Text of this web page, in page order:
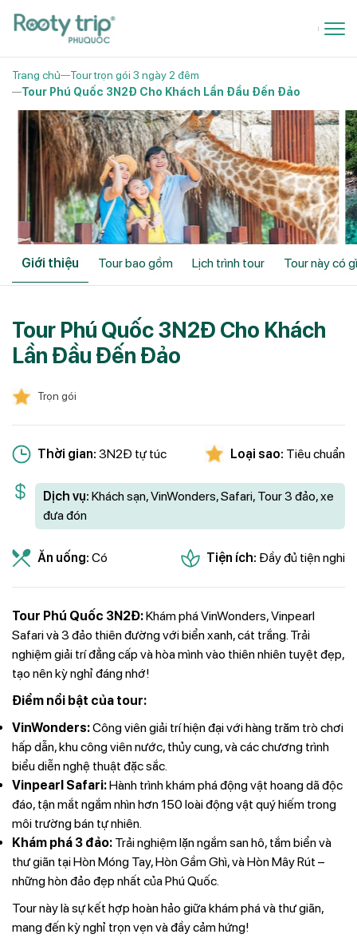
Trang chủ
Tour trọn gói 3 ngày 2 đêm
Tour Phú Quốc 3N2Đ Cho Khách Lần Đầu Đến Đảo
Giới thiệu Tour bao gồm Lịch trình tour Tour này có
Tour Phú Quốc 3N2Đ Cho Khách
Lần Đầu Đến Đảo
Trọn gói
Thời gian: 3N2Đ tự túc Loại sao: Tiêu chuẩn
Dịch vụ: Khách sạn, VinWonders, Safari, Tour 3 đảo, xe
đưa đón
Ăn uống: Có Tiện ích: Đầy đủ tiện nghi
Tour Phú Quốc 3N2Đ:Khám phá VinWonders, Vinpearl
Safari và 3 đảo thiên đường với biển xanh, cát trắng. Trải
nghiệm giải trí đẳng cấp và hòa mình vào thiên nhiên tuyệt đẹp,
tạo nên kỳ nghỉ đáng nhớ!
Điểm nổi bật của tour:
VinWonders:Công viên giải trí hiện đại với hàng trăm trò chơi
hấp dẫn, khu công viên nước, thủy cung, và các chương trình
biểu diễn nghệ thuật đặc sắc.
Vinpearl Safari:Hành trình khám phá động vật hoang dã độc
đáo, tận mắt ngắm nhìn hơn 150 loài động vật quý hiếm trong
môi trường bán tự nhiên.
Khám phá 3 đảo: Trải nghiệm lặn ngắm san hô, tắm biển và
thư giãn tại Hòn Móng Tay, Hòn Gầm Ghì, và Hòn Mây Rút –
những hòn đảo đẹp nhất của Phú Quốc.
Tour này là sự kết hợp hoàn hảo giữa khám phá và thư giãn,
mang đến kỳ nghỉ trọn vẹn và đầy cảm hứng!